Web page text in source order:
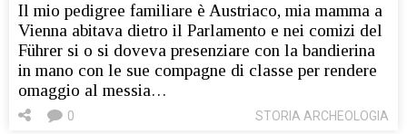
Il mio pedigree familiare è Austriaco, mia mamma a
Vienna abitava dietro il Parlamento e nei comizi del
Führer si o si doveva presenziare con la bandierina
in mano con le sue compagne di classe per rendere
omaggio al messia…
STORIA ARCHEOLOGIA
0